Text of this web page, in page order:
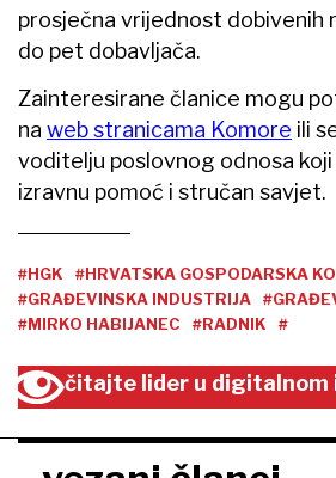
prosječna vrijednost dobivenih
do pet dobavljača.
Zainteresirane članice mogu
na web stranicama Komore ili
voditelju poslovnog odnosa
izravnu pomoć i stručan savjet.
#HGK
#HRVATSKA GOSPODARSKA
#GRAĐEVINSKA INDUSTRIJA
#MIRKO HABIJANEC
#RADNIK #
čitajte lider u digitalnom